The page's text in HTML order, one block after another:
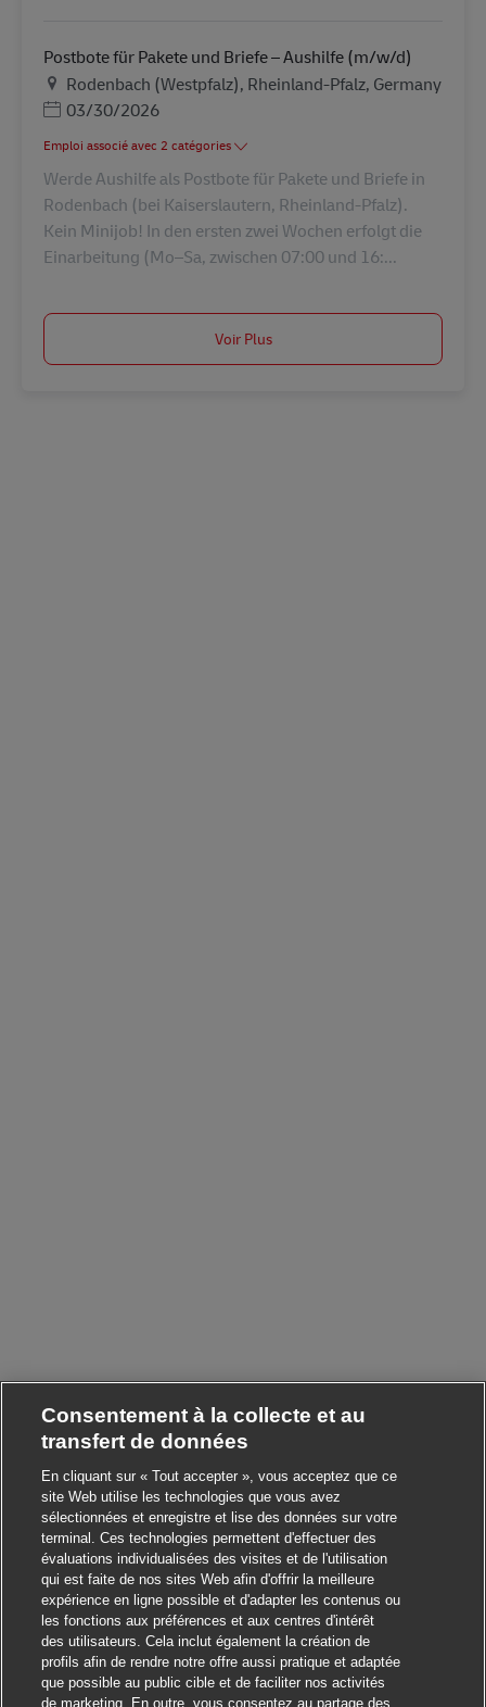
Postbote für Pakete und Briefe – Aushilfe (m/w/d)
LieuRodenbach (Westpfalz), Rheinland-Pfalz, Germany
Posted Date
03/30/2026
Emploi associé avec 2 catégories
Werde Aushilfe als Postbote für Pakete und Briefe in
Rodenbach (bei Kaiserslautern, Rheinland-Pfalz).
Kein Minijob! In den ersten zwei Wochen erfolgt die
Einarbeitung (Mo–Sa, zwischen 07:00 und 16:...
Voir Plus
Consentement à la collecte et au
transfert de données
En cliquant sur « Tout accepter », vous acceptez que ce
site Web utilise les technologies que vous avez
sélectionnées et enregistre et lise des données sur votre
terminal. Ces technologies permettent d'effectuer des
évaluations individualisées des visites et de l'utilisation
qui est faite de nos sites Web afin d'offrir la meilleure
expérience en ligne possible et d'adapter les contenus ou
les fonctions aux préférences et aux centres d'intérêt
des utilisateurs. Cela inclut également la création de
profils afin de rendre notre offre aussi pratique et adaptée
que possible au public cible et de faciliter nos activités
de marketing. En outre, vous consentez au partage des